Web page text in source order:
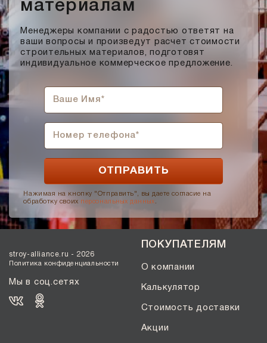
материалам
Менеджеры компании с радостью ответят на
ваши вопросы и произведут расчет стоимости
строительных материалов, подготовят
индивидуальное коммерческое предложение.
Нажимая на кнопку "Отправить", вы даете согласие на
обработку своих персональных данных .
stroy-alliance.ru - 2026
Политика конфиденциальности
Мы в соц.сетях
ПОКУПАТЕЛЯМ
О компании
Калькулятор
Стоимость доставки
Акции